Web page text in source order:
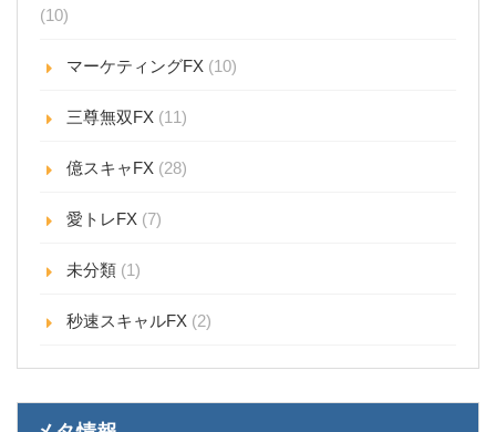
(10)
マーケティングFX (10)
三尊無双FX (11)
億スキャFX (28)
愛トレFX (7)
未分類 (1)
秒速スキャルFX (2)